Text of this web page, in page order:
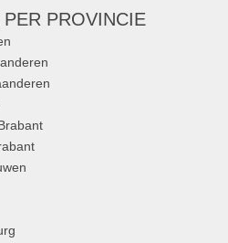
PER PROVINCIE